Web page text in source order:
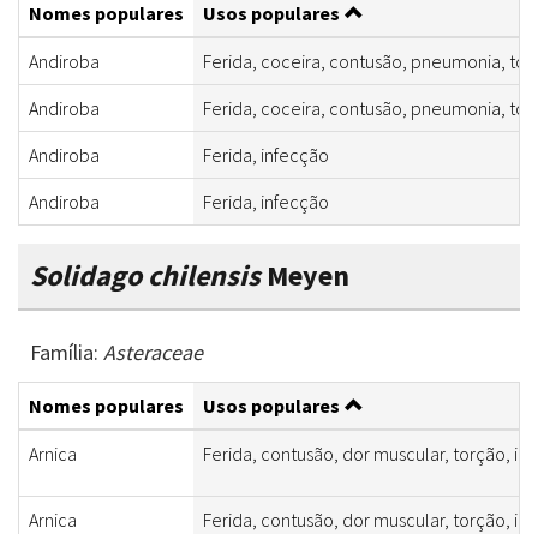
Nomes populares
Usos populares
Andiroba
Ferida, coceira, contusão, pneumonia,
Andiroba
Ferida, coceira, contusão, pneumonia,
Andiroba
Ferida, infecção
Andiroba
Ferida, infecção
Solidago chilensisMeyen
Família: Asteraceae
Nomes populares
Usos populares
Arnica
Ferida, contusão, dor muscular, torção,
Arnica Ferida, contusão, dor muscular, torção,